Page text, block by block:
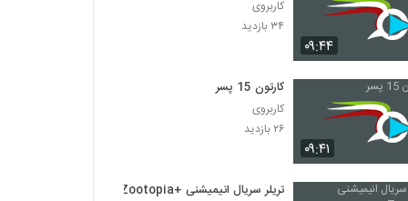
۰۹:۴۴
کاربروی
۳۴ بازدید
۰۹:۴۱
کارتون 15 پسر
کاربروی
۲۶ بازدید
تریلر سریال انیمیشنی +Zootopia